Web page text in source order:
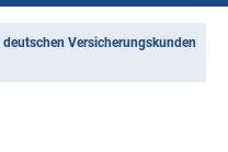
Versicherungskunden